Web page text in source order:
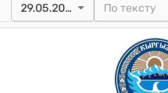
29.05.2012